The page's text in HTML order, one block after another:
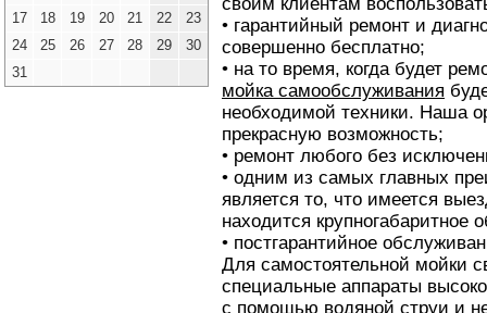
17
18 19 20 21 22
23
24
25 26 27 28 29
30
31
• гарантийный ремонт и
совершенно бесплатно;
• на то время, когда будет
мойка самообслуживания
необходимой техники. Наша
прекрасную возможность;
• ремонт любого без
• одним из самых главных
является то, что имеется
находится крупногабаритное
• постгарантийное
Для самостоятельной мойки
специальные аппараты
с помощью водяной струи и